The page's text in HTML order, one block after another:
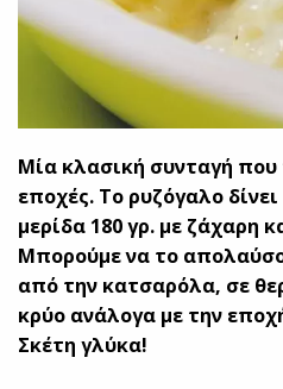
Μία κλασική συνταγή που
εποχές. Το ρυζόγαλο
μερίδα 180 γρ. με ζάχαρη
Μπορούμε να το
από την κατσαρόλα, σε
κρύο ανάλογα με την
Σκέτη γλύκα!